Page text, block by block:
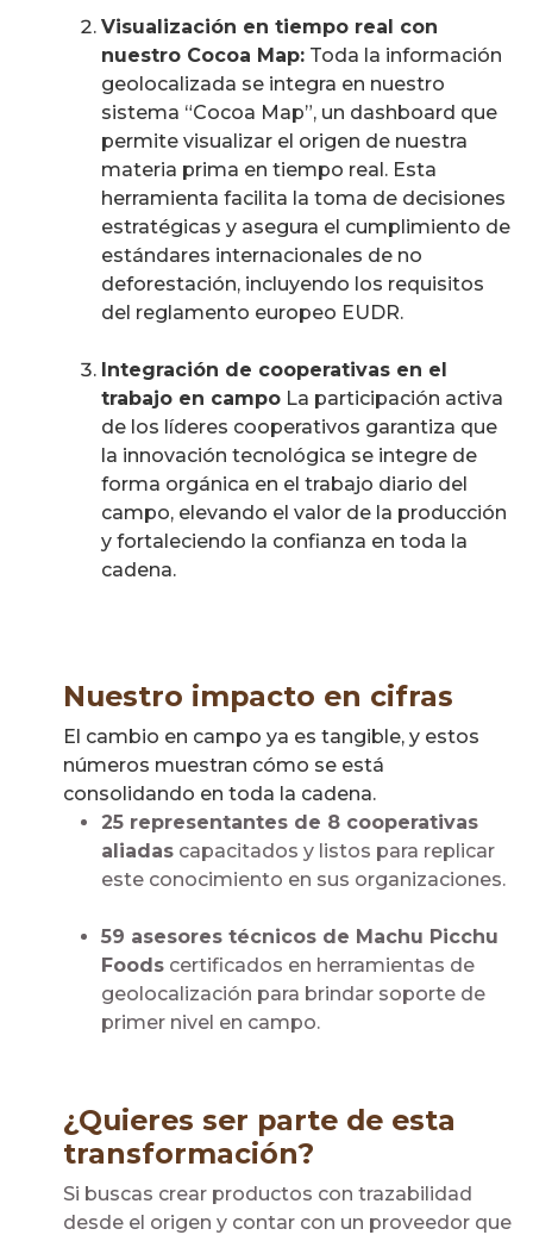
Visualización en tiempo real con
nuestro Cocoa Map: Toda la información
geolocalizada se integra en nuestro
sistema “Cocoa Map”, un dashboard que
permite visualizar el origen de nuestra
materia prima en tiempo real. Esta
herramienta facilita la toma de decisiones
estratégicas y asegura el cumplimiento de
estándares internacionales de no
deforestación, incluyendo los requisitos
del reglamento europeo EUDR.
Integración de cooperativas en el
trabajo en campo La participación activa
de los líderes cooperativos garantiza que
la innovación tecnológica se integre de
forma orgánica en el trabajo diario del
campo, elevando el valor de la producción
y fortaleciendo la confianza en toda la
cadena.
Nuestro impacto en cifras
El cambio en campo ya es tangible, y estos
números muestran cómo se est
consolidando en toda la cadena.
25 representantes de 8 cooperativas
aliadas capacitados y listos para replicar
este conocimiento en sus organizaciones.
59 asesores técnicos de Machu Picchu
Foods certificados en herramientas de
geolocalización para brindar soporte de
primer nivel en campo.
¿Quieres ser parte de esta
transformación?
Si buscas crear productos con trazabilidad
desde el origen y contar con un proveedor que